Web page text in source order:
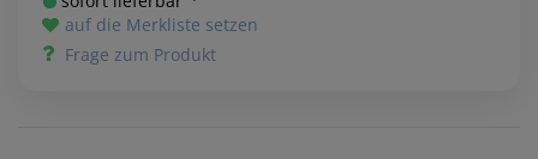
auf die Merkliste setzen
Frage zum Produkt